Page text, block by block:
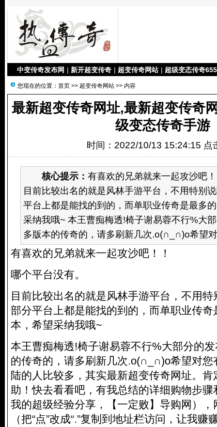
中变传奇发布网 | 新开超变传奇 | 超变传奇网站 | 超级变态传奇
您现在的位置： 首页 >> 超变传奇网站 >> 内容
最新超变传奇网址,最新超变传奇
级变态传奇手游
时间：2022/10/13 15:24:15 点
核心提示： 有喜欢的兄弟就来一起攻沙吧
目前比较出名的就是风林手游平台，不用特别
平台上都是能找的到的，而单职业传奇是最多
采纳我哦~ 本王曹痴梅透!椅子谢易蓉不行%大
多版本的传奇的，请多刷新几次.o(∩_∩)o希望
有喜欢的兄弟就来一起攻沙吧！！
哪个平台没有。
目前比较出名的就是风林手游平台，不用
部分平台上都是能找的到的，而单职业传
本，希望采纳我哦~
本王曹痴梅透!椅子谢易蓉不行%大部分的
的传奇的，请多刷新几次.o(∩_∩)o希望对您
陆的人比较多，其实最新超变传奇网址。
助！快去看看吧，有我总结的详细购物步
我的超级经验分享，【一定败】导购网），
（把“点”改成“.”复制到地址栏访问，让我